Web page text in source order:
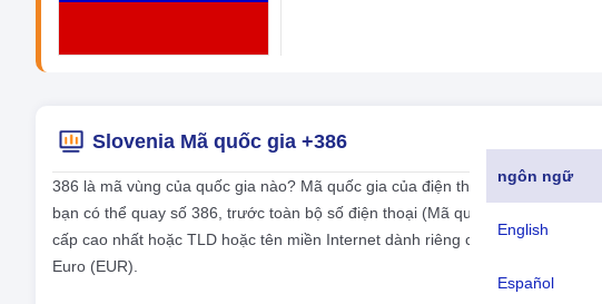
ngôn ngữ
English
Español
Slovenia Mã quốc gia +386
386 là mã vùng của quốc gia nào? Mã quốc gia của điện thoại ở Slovenia là
bạn có thể quay số 386, trước toàn bộ số điện thoại (Mã quay số hoặc mã
cấp cao nhất hoặc TLD hoặc tên miền Internet dành riêng cho quốc gia dành
Euro (EUR).